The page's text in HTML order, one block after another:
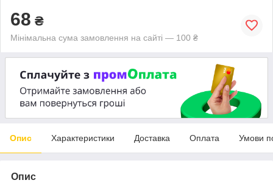
68 ₴
Мінімальна сума замовлення на сайті — 100 ₴
Опис Характеристики Доставка Оплата Умови
Опис